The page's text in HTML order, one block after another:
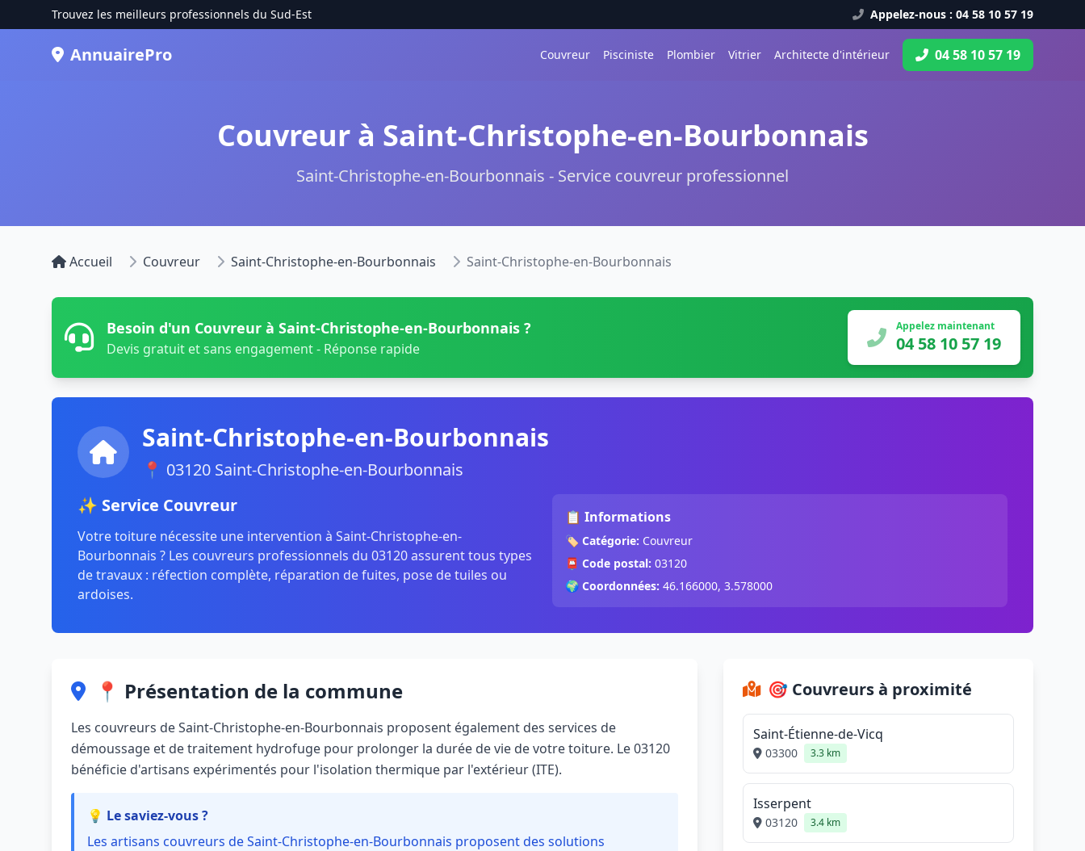
Trouvez les meilleurs professionnels du Sud-Est Appelez-nous : 04 58 10 57 19
AnnuairePro Couvreur Pisciniste Plombier Vitrier Architecte d'intérieur 04 58 10 57 19
Couvreur à Saint-Christophe-en-Bourbonnais
Saint-Christophe-en-Bourbonnais - Service couvreur professionnel
Accueil Couvreur Saint-Christophe-en-Bourbonnais Saint-Christophe-en-Bourbonnais
Besoin d'un Couvreur à Saint-Christophe-en-Bourbonnais ?
Devis gratuit et sans engagement - Réponse rapide
Appelez maintenant
04 58 10 57 19
Saint-Christophe-en-Bourbonnais
📍 03120 Saint-Christophe-en-Bourbonnais
✨ Service Couvreur
Votre toiture nécessite une intervention à Saint-Christophe-en-
Bourbonnais ? Les couvreurs professionnels du 03120 assurent tous types
de travaux : réfection complète, réparation de fuites, pose de tuiles ou
ardoises.
📋 Informations
🏷️ Catégorie: Couvreur
📮 Code postal: 03120
🌍 Coordonnées: 46.166000, 3.578000
📍 Présentation de la commune
Les couvreurs de Saint-Christophe-en-Bourbonnais proposent également des services de
démoussage et de traitement hydrofuge pour prolonger la durée de vie de votre toiture. Le 03120
bénéficie d'artisans expérimentés pour l'isolation thermique par l'extérieur (ITE).
💡 Le saviez-vous ?
Les artisans couvreurs de Saint-Christophe-en-Bourbonnais proposent des solutions
🎯 Couvreurs à proximité
Saint-Étienne-de-Vicq
03300 3.3 km
Isserpent
03120 3.4 km